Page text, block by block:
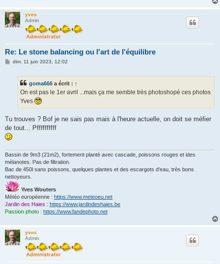
yves
Admin
Re: Le stone balancing ou l'art de l'équilibre
Mdim. 11 juin 2023, 12:02
goma666 a écrit : ↑
On est pas le 1er avril ...mais ça me semble très photoshopé ces photos
Yves
Tu trouves ? Bof je ne sais pas mais à l'heure actuelle, on doit se méfier
de tout... Pffffffffff
Bassin de 9m3 (21m2), fortement planté avec cascade, poissons rouges et ides
mélanotes. Pas de filtration.
Bac de 450l sans poissons, quelques plantes et des escargots d'eau, très bons
nettoyeurs.
Yves Wouters
Météo européenne : https://www.meteoeu.net
Jardin des Haies : https://www.jardindeshaies.be
Passion photo : https://www.fandephoto.net
yves
Admin